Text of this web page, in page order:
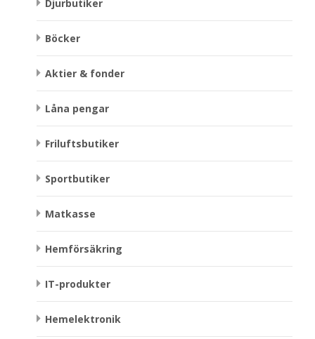
Djurbutiker
Böcker
Aktier & fonder
Låna pengar
Friluftsbutiker
Sportbutiker
Matkasse
Hemförsäkring
IT-produkter
Hemelektronik